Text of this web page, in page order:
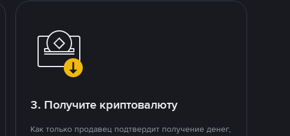
3. Получите криптовалюту
Как только продавец подтвердит получение денег,